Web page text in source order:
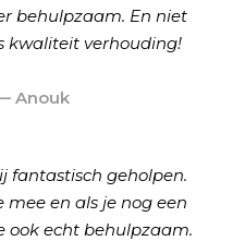
behulpzaam. En niet
kwaliteit verhouding!
— Anouk
fantastisch geholpen.
en als je nog een
ook echt behulpzaam.